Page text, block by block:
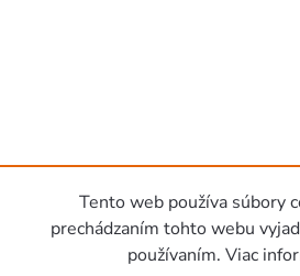
Tento web používa súbory
prechádzaním tohto webu
používaním. Viac